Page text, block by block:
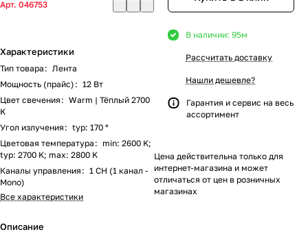
Арт. 046753
Характеристики
Тип товара : Лента
Мощность (прайс) : 12 Вт
Цвет свечения : Warm | Тёплый 2700
K
Угол излучения : typ: 170 °
Цветовая температура : min: 2600 K;
typ: 2700 K; max: 2800 K
Каналы управления : 1 CH (1 канал -
Mono)
Все характеристики
Описание
В наличии: 95м
Рассчитать доставку
Нашли дешевле?
Гарантия и сервис на весь
ассортимент
Цена действительна только для
интернет-магазина и может
отличаться от цен в розничных
магазинах